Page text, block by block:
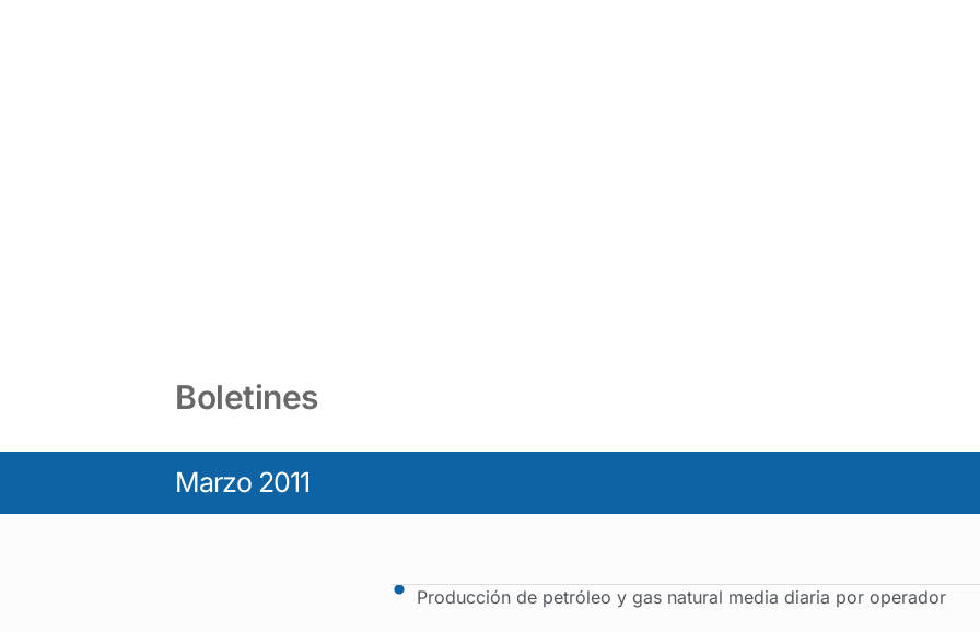
Boletines
Marzo 2011
Producción de petróleo y gas natural media diaria por operador